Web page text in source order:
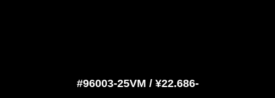
#96003-25VM / ¥22.686-